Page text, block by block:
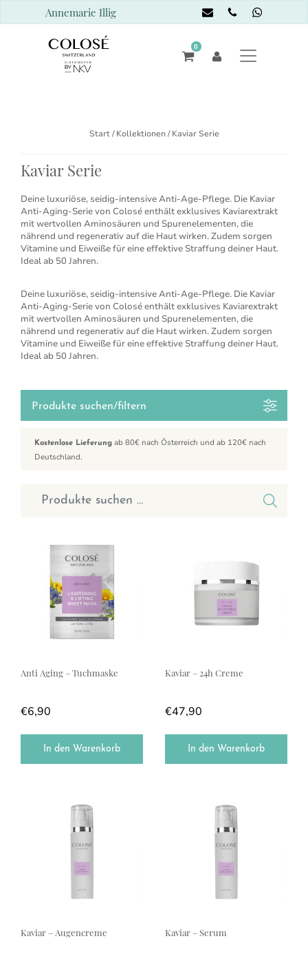
Annemarie Illig
0
Start/ Kollektionen / Kaviar Serie
Kaviar Serie
Deine luxuriöse, seidig-intensive Anti-Age-Pflege. Die Kaviar
Anti-Aging-Serie von Colosé enthält exklusives Kaviarextrakt
mit wertvollen Aminosäuren und Spurenelementen, die
nährend und regenerativ auf die Haut wirken. Zudem sorgen
Vitamine und Eiweiße für eine effektive Straffung deiner Haut.
Ideal ab 50 Jahren.
Deine luxuriöse, seidig-intensive Anti-Age-Pflege. Die Kaviar
Anti-Aging-Serie von Colosé enthält exklusives Kaviarextrakt
mit wertvollen Aminosäuren und Spurenelementen, die
nährend und regenerativ auf die Haut wirken. Zudem sorgen
Vitamine und Eiweiße für eine effektive Straffung deiner Haut.
Ideal ab 50 Jahren.
Produkte suchen/filtern
Kostenlose Lieferung ab 80€ nach Österreich und ab 120€ nach
Deutschland.
Suchen nach:
Anti Aging – Tuchmaske
€6,90
In den Warenkorb
Kaviar – 24h Creme
€47,90
In den Warenkorb
Kaviar – Augencreme Kaviar – Serum